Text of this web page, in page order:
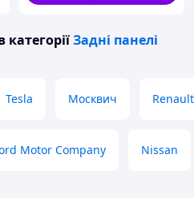
категоріїЗадні панелі
Tesla Москвич Renault
Motor Company Nissan